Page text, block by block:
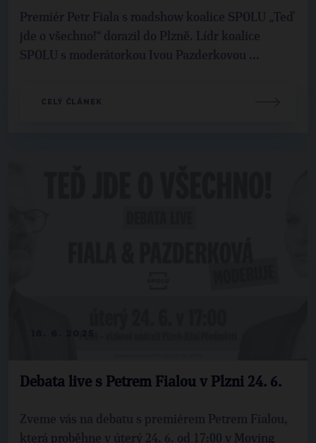
Premiér Petr Fiala s roadshow koalice SPOLU „Teď
jde o všechno!“ dorazil do Plzně. Lídr koalice
SPOLU s moderátorkou Ivou Pazderkovou ...
CELÝ ČLÁNEK
Debata live s Petrem Fialou v Plzni 24. 6.
Zveme vás na debatu s premiérem Petrem Fialou,
která proběhne v úterý 24. 6. od 17:00 v Moving